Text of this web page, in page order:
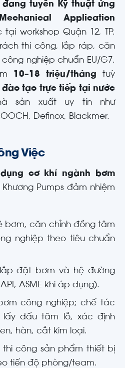
đang tuyển Kỹ thuật ứng
Application
tại workshop Quận 12, TP.
thi công, lắp ráp, căn
nghiệp chuẩn EU/G7.
10–18 triệu/tháng tuỳ
đào tạo trực tiếp tại nước
sản xuất uy tín như
Definox, Blackmer.
Việc
cơ khí ngành bơm
Pumps đảm nhiệm
bơm, căn chỉnh đồng tâm
nghiệp theo tiêu chuẩn
đặt bơm và hệ đường
ASME khi áp dụng).
công nghiệp; chế tác
lấy dấu tâm lỗ, xác định
hàn, cắt kim loại.
thi công sản phẩm thiết bị
tiến độ phòng/team.